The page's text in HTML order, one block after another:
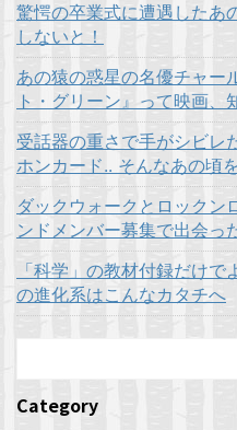
驚愕の卒業式に遭遇したあ
しないと！
あの猿の惑星の名優チャー
ト・グリーン』って映画、
受話器の重さで手がシビレ
ホンカード.. そんなあの頃
ダックウォークとロックン
ンドメンバー募集で出会っ
「科学」の教材付録だけで
の進化系はこんなカタチへ
Category